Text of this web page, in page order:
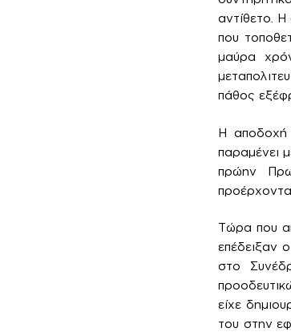
αντίθετο. Η
που
μαύρα
πάθος
Η αποδοχή
παραμένει
πρώην
Τώρα που
επέδειξαν
στο
είχε
του στην